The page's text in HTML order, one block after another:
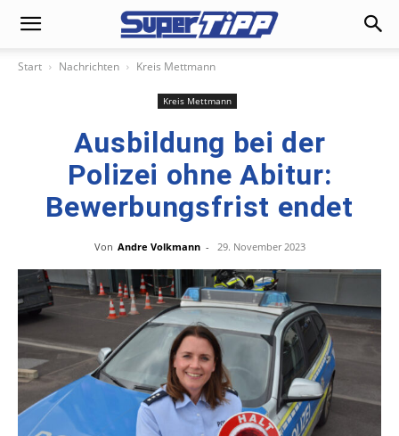
Start Nachrichten Kreis Mettmann
Kreis Mettmann
Ausbildung bei der
Polizei ohne Abitur:
Bewerbungsfrist endet
Von Andre Volkmann - 29. November 2023